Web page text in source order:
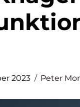
2023 Peter